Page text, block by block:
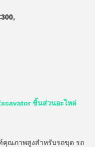
,
ชิ้นส่วนอะไหล่
คุณภาพสูงสำหรับรถขุด รถ